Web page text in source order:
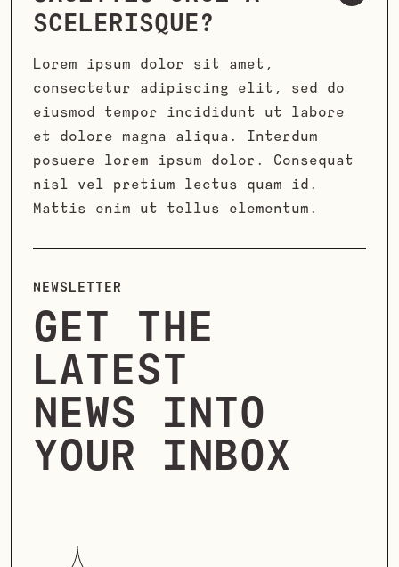
SCELERISQUE?
Lorem ipsum dolor sit amet,
consectetur adipiscing elit, sed do
eiusmod tempor incididunt ut labore
et dolore magna aliqua. Interdum
posuere lorem ipsum dolor. Consequat
nisl vel pretium lectus quam id.
Mattis enim ut tellus elementum.
NEWSLETTER
GET THE
LATEST
NEWS INTO
YOUR INBOX